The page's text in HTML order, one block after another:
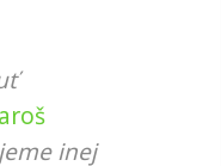
inej